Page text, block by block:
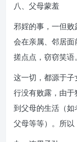
八、父母蒙羞
邪婬的事，一但
会在亲属、邻居
搓点点，窃窃笑语。
这一切，都源于
行没有败露，由
到父母的生活（
父母等等）。所以